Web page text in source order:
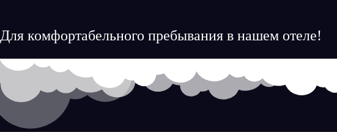
Для комфортабельного пребывания в нашем отеле!